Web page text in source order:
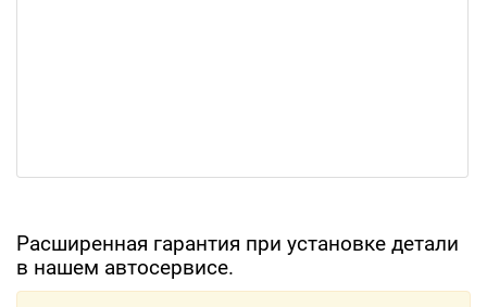
Расширенная гарантия при установке детали
в нашем автосервисе.